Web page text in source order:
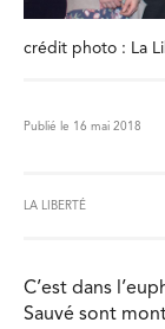
crédit photo : La
Publié le 16 mai 2018
LA LIBERTÉ
C’est dans
Sauvé sont